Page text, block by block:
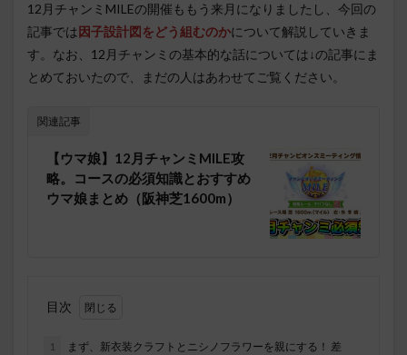
12月チャンミMILEの開催ももう来月になりましたし、今回の
記事では因子設計図をどう組むのかについて解説していきま
す。なお、12月チャンミの基本的な話については↓の記事にま
とめておいたので、まだの人はあわせてご覧ください。
関連記事
【ウマ娘】12月チャンミMILE攻
略。コースの必須知識とおすすめ
ウマ娘まとめ（阪神芝1600m）
目次
1
まず、新衣装クラフトとニシノフラワーを親にする！ 差